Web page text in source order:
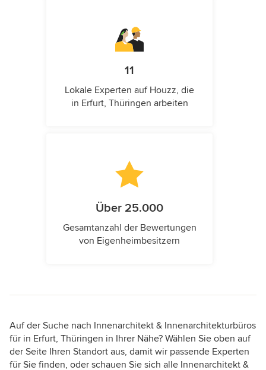
11
Lokale Experten auf Houzz, die
in Erfurt, Thüringen arbeiten
Über 25.000
Gesamtanzahl der Bewertungen
von Eigenheimbesitzern
Auf der Suche nach Innenarchitekt & Innenarchitekturbüros
für in Erfurt, Thüringen in Ihrer Nähe? Wählen Sie oben auf
der Seite Ihren Standort aus, damit wir passende Experten
für Sie finden, oder schauen Sie sich alle Innenarchitekt &